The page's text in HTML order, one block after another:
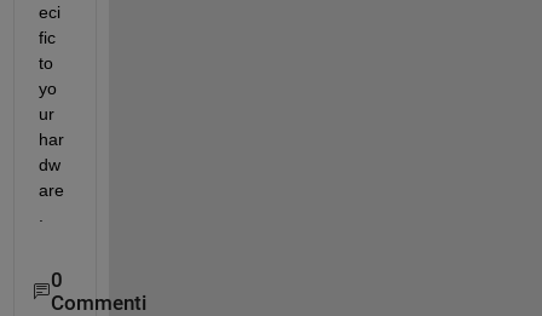
eci
fic
to
yo
ur
har
dw
are
0
Commenti